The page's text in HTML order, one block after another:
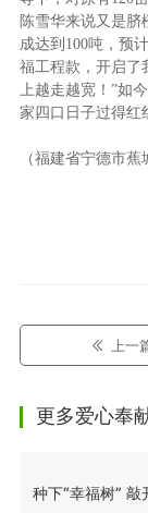
陈雪华来说又是
成达到100吨，预
福工程款，开启了
上越走越宽！”如
家四口日子过得红
（福建省宁德市
上一
更多爱心奉
种下“幸福树” 敲